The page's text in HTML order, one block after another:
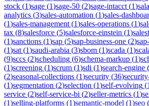
stock (1)sage (1)sage-50 (2)sage-intacct (1)
analytics (3)sales-automation (1)sales-
(1)sales-management (1)sales-operations (1)
tax (8)salesforce (5)salesforce-einstein (1)
(1)sanctions (1)sap (5)sap-business-one (2)
(1)sat (1)saudi-arabia (3)sbom (1)scada (1)
(9)sccs (2)scheduling (6)schema-markup (1)
(1)screening (1)scrum (1)sdi (1)search-engine (
(2)seasonal-collections (1)security (36)
(1)segmentation (2)selection (1)self-evolving (1
service (2)self-service-bi (2)seller-metrics (1)
(1)selling-platforms (1)semantic-model (1)seo (